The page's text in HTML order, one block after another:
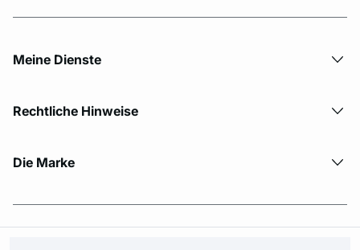
Meine Dienste
Rechtliche Hinweise
Die Marke